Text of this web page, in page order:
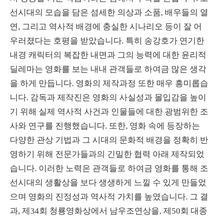
선시대의 모습을 담은 섬세한 의상과 소품, 배우들의 열
연, 그리고 역사적 배경에 충실한 시나리오 등이 잘 어
우러졌다는 호평을 받았습니다. 특히 송강호가 연기한
내경 캐릭터의 복잡한 내면과 그의 능력에 대한 윤리적
딜레마는 영화를 보는 내내 관객들로 하여금 많은 생각
을 하게 만듭니다. 영화의 제작과정 또한 매우 흥미롭습
니다. 감독과 제작진은 영화의 사실성과 몰입감을 높이
기 위해 실제 역사적 사건과 인물들에 대한 광범위한 조
사와 연구를 진행했습니다. 또한, 영화 속에 등장하는
다양한 관상 기법과 그 시대의 문화적 배경을 정확히 반
영하기 위해 전문가들과의 긴밀한 협력 아래 제작되었
습니다. 이러한 노력은 관객들로 하여금 영화를 통해 조
선시대의 생활상을 보다 생생하게 느낄 수 있게 만들었
으며 영화의 진정성과 역사적 가치를 높였습니다. 그 결
과, 제34회 청룡영화상에서 남우조연상을, 제50회 대종